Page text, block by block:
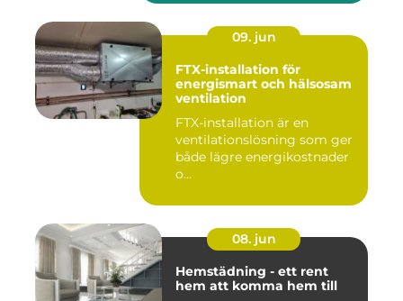
09. jun
FTX-installation för
energismart och hälsosam
ventilation
FTX-installation är en
ventilationslösning som ger
både lägre energikostnader
o...
08. jun
Hemstädning - ett rent
hem att komma hem till